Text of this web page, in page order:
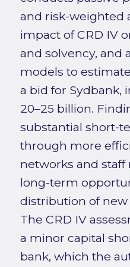
and risk-weighted
impact of CRD IV
and solvency, and
models to
a bid for Sydbank,
20–25 billion.
substantial short-
through more
networks and staff
long-term
distribution of new
The CRD IV
a minor capital
bank, which the